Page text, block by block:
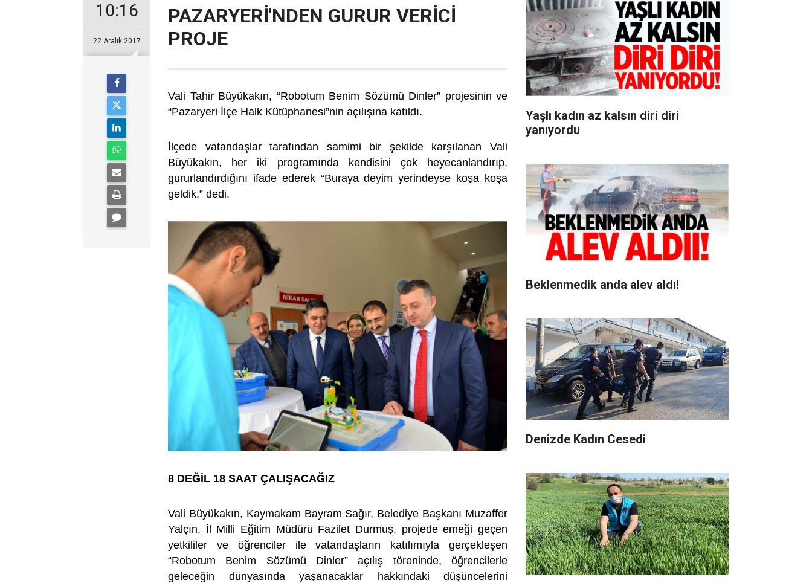
10:16
22 Aralık 2017
PAZARYERİ'NDEN GURUR VERİCİ
PROJE
Vali Tahir Büyükakın, “Robotum Benim Sözümü Dinler” projesinin ve
“Pazaryeri İlçe Halk Kütüphanesi”nin açılışına katıldı.
İlçede vatandaşlar tarafından samimi bir şekilde karşılanan Vali
Büyükakın, her iki programında kendisini çok heyecanlandırıp,
gururlandırdığını ifade ederek “Buraya deyim yerindeyse koşa koşa
geldik.” dedi.
8 DEĞİL 18 SAAT ÇALIŞACAĞIZ
Vali Büyükakın, Kaymakam Bayram Sağır, Belediye Başkanı Muzaffer
Yalçın, İl Milli Eğitim Müdürü Fazilet Durmuş, projede emeği geçen
yetkililer ve öğrenciler ile vatandaşların katılımıyla gerçekleşen
“Robotum Benim Sözümü Dinler” açılış töreninde, öğrencilerle
geleceğin dünyasında yaşanacaklar hakkındaki düşüncelerini
Yaşlı kadın az kalsın diri diri
yanıyordu
Beklenmedik anda alev aldı!
Denizde Kadın Cesedi